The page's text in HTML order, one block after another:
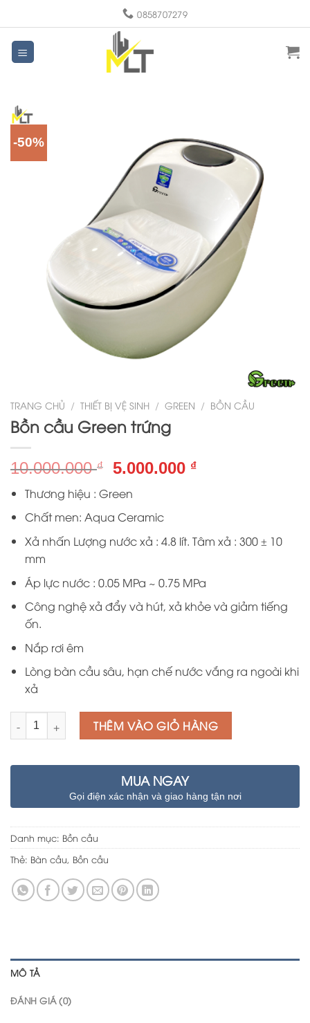
to
content
0858707279
-50%
TRANG CHỦ / THIẾT BỊ VỆ SINH / GREEN / BỒN CẦU
Bồn cầu Green trứng
10.000.000₫
Giá
là:
10.000.000 ₫.
5.000.000 ₫Giá
5.000.000 ₫.
Thương hiệu : Green
Chất men: Aqua Ceramic
Xả nhấn Lượng nước xả : 4.8 lít. Tâm xả : 300 ± 10
mm
Áp lực nước : 0.05 MPa ~ 0.75 MPa
Công nghệ xả đẩy và hút, xả khỏe và giảm tiếng
ốn.
Nắp rơi êm
Lòng bàn cầu sâu, hạn chế nước vắng ra ngoài khi
xả
Số lượng THÊM VÀO GIỎ HÀNG
MUA NGAY
Gọi điện xác nhận và giao hàng tận nơi
Danh mục: Bồn cầu
Thẻ: Bàn cầu, Bồn cầu
MÔ TẢ
ĐÁNH GIÁ (0)